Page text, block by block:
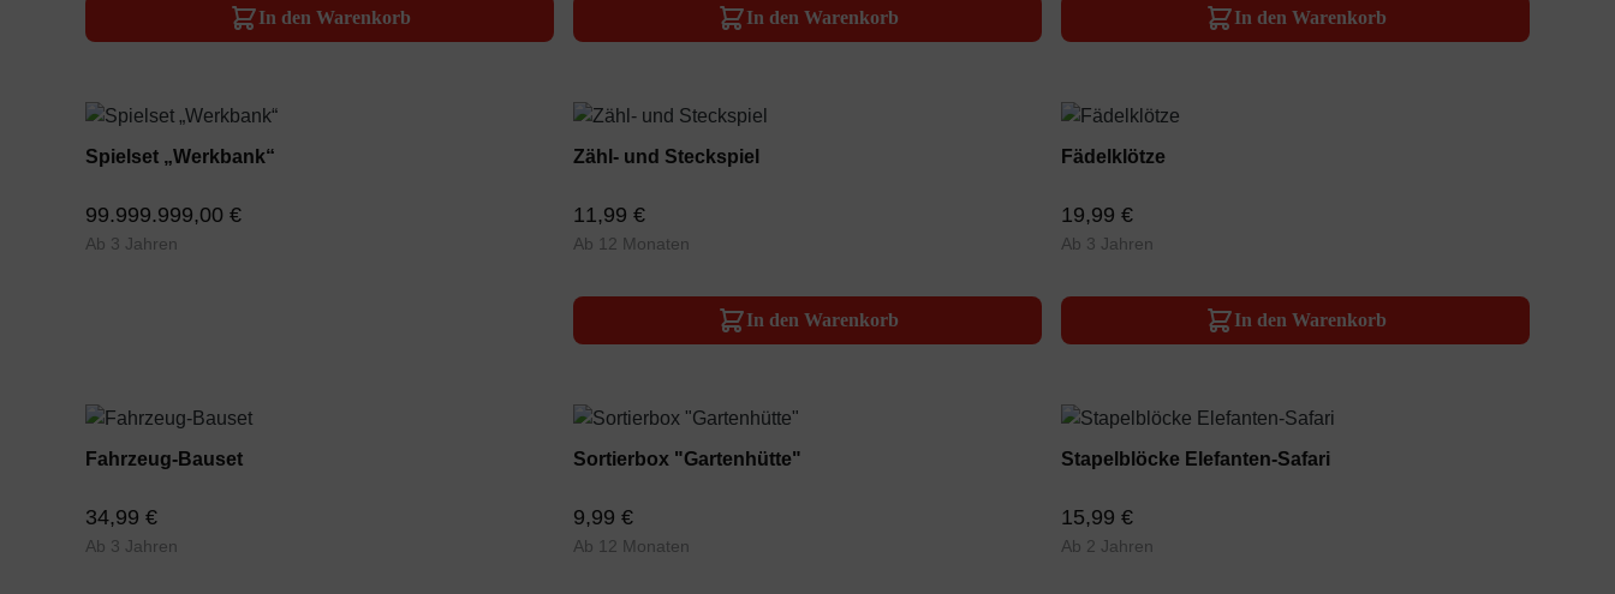
In den Warenkorb In den Warenkorb In den Warenkorb
Spielset „Werkbank“
99.999.999,00 €
Ab 3 Jahren
Zähl- und Steckspiel
11,99 €
Ab 12 Monaten
In den Warenkorb
Fädelklötze
19,99 €
Ab 3 Jahren
In den Warenkorb
Fahrzeug-Bauset
34,99 €
Ab 3 Jahren
Sortierbox "Gartenhütte"
9,99 €
Ab 12 Monaten
Stapelblöcke Elefanten-Safari
15,99 €
Ab 2 Jahren